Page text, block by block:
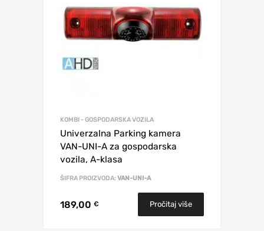
KOMBI - GOSPODARSKA VOZILA
Univerzalna Parking kamera
VAN-UNI-A za gospodarska
vozila, A-klasa
ŠIFRA PROIZVODA: VAN-UNI-A
189,00 € Pročitaj više